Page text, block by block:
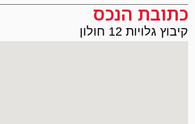
כתובת הנכס
קיבוץ גלויות 12 חולון